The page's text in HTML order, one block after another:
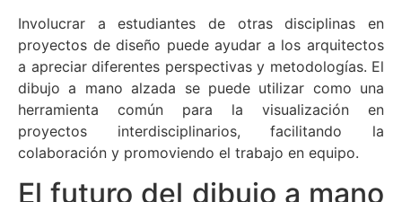
Involucrar a estudiantes de otras disciplinas en
proyectos de diseño puede ayudar a los arquitectos
a apreciar diferentes perspectivas y metodologías. El
dibujo a mano alzada se puede utilizar como una
herramienta común para la visualización en
proyectos interdisciplinarios, facilitando la
colaboración y promoviendo el trabajo en equipo.
El futuro del dibujo a mano